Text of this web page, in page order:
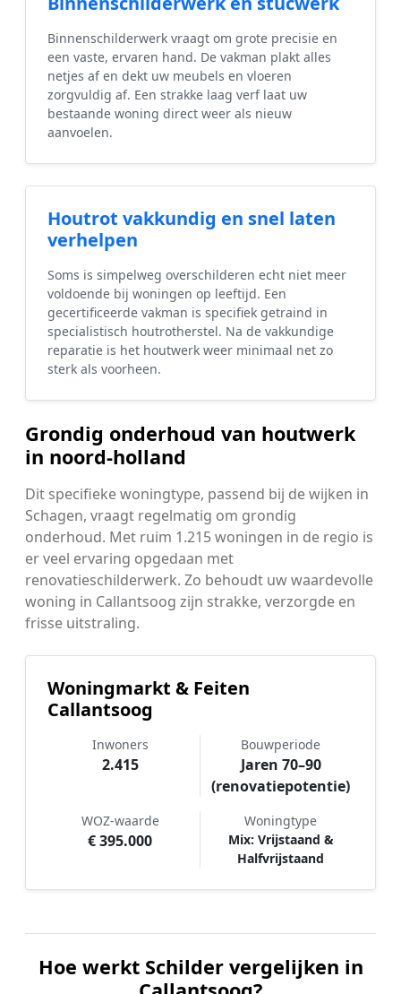
Binnenschilderwerk vraagt om grote precisie en
een vaste, ervaren hand. De vakman plakt alles
netjes af en dekt uw meubels en vloeren
zorgvuldig af. Een strakke laag verf laat uw
bestaande woning direct weer als nieuw
aanvoelen.
Houtrot vakkundig en snel laten
verhelpen
Soms is simpelweg overschilderen echt niet meer
voldoende bij woningen op leeftijd. Een
gecertificeerde vakman is specifiek getraind in
specialistisch houtrotherstel. Na de vakkundige
reparatie is het houtwerk weer minimaal net zo
sterk als voorheen.
Grondig onderhoud van houtwerk
in noord-holland
Dit specifieke woningtype, passend bij de wijken in
Schagen, vraagt regelmatig om grondig
onderhoud. Met ruim 1.215 woningen in de regio is
er veel ervaring opgedaan met
renovatieschilderwerk. Zo behoudt uw waardevolle
woning in Callantsoog zijn strakke, verzorgde en
frisse uitstraling.
Woningmarkt & Feiten
Callantsoog
Inwoners
2.415
Bouwperiode
Jaren 70–90
(renovatiepotentie)
WOZ-waarde
€ 395.000
Woningtype
Mix: Vrijstaand &
Halfvrijstaand
Hoe werkt Schilder vergelijken in